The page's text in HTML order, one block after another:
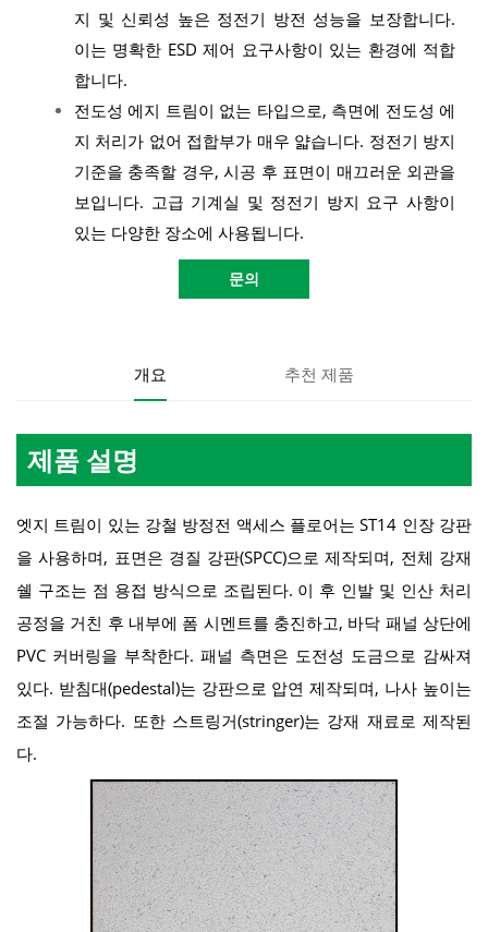
지 및 신뢰성 높은 정전기 방전 성능을 보장합니다.
이는 명확한 ESD 제어 요구사항이 있는 환경에 적합
합니다.
전도성 에지 트림이 없는 타입으로, 측면에 전도성 에
지 처리가 없어 접합부가 매우 얇습니다. 정전기 방지
기준을 충족할 경우, 시공 후 표면이 매끄러운 외관을
보입니다. 고급 기계실 및 정전기 방지 요구 사항이
있는 다양한 장소에 사용됩니다.
문의
개요 추천 제품
제품 설명
엣지 트림이 있는 강철 방정전 액세스 플로어는 ST14 인장 강판
을 사용하며, 표면은 경질 강판(SPCC)으로 제작되며, 전체 강재
쉘 구조는 점 용접 방식으로 조립된다. 이 후 인발 및 인산 처리
공정을 거친 후 내부에 폼 시멘트를 충진하고, 바닥 패널 상단에
PVC 커버링을 부착한다. 패널 측면은 도전성 도금으로 감싸져
있다. 받침대(pedestal)는 강판으로 압연 제작되며, 나사 높이는
조절 가능하다. 또한 스트링거(stringer)는 강재 재료로 제작된
다.